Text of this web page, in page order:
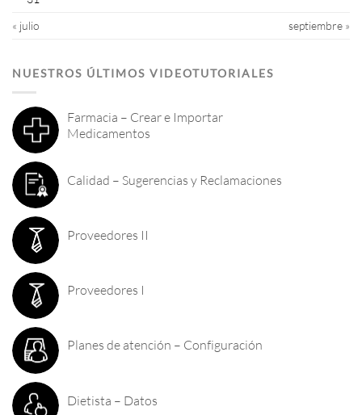
« julio
septiembre »
NUESTROS ÚLTIMOS VIDEOTUTORIALES
Farmacia – Crear e Importar
Medicamentos
Calidad – Sugerencias y Reclamaciones
Proveedores II
Proveedores I
Planes de atención – Configuración
Dietista – Datos